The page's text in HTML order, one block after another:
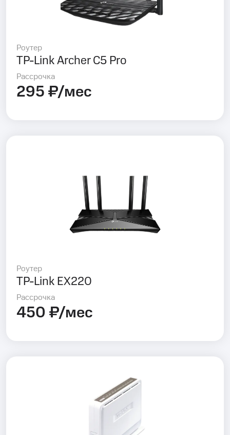
Роутер
TP-Link Archer C5 Pro
Рассрочка
295 ₽/мес
Роутер
TP-Link EX220
Рассрочка
450 ₽/мес